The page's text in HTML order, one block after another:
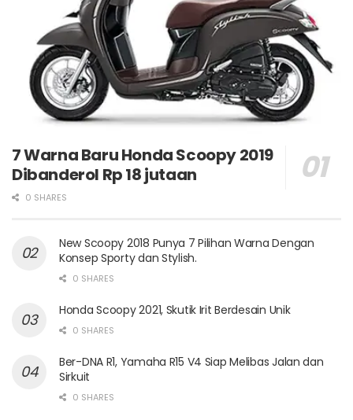
7 Warna Baru Honda Scoopy 2019
Dibanderol Rp 18 jutaan
0 SHARES
New Scoopy 2018 Punya 7 Pilihan Warna Dengan
Konsep Sporty dan Stylish.
0 SHARES
Honda Scoopy 2021, Skutik Irit Berdesain Unik
0 SHARES
Ber-DNA R1, Yamaha R15 V4 Siap Melibas Jalan dan
Sirkuit
0 SHARES